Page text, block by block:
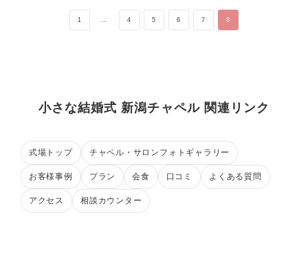
1 … 4 5 6 7 8
小さな結婚式 新潟チャペル 関連リンク
式場トップ チャペル・サロンフォトギャラリー
お客様事例 プラン 会食 口コミ よくある質問
アクセス 相談カウンター